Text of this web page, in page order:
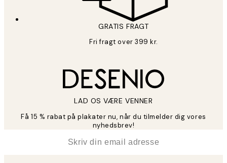
GRATIS FRAGT
Fri fragt over 399 kr.
LAD OS VÆRE VENNER
Få 15 % rabat på plakater nu, når du tilmelder dig vores
nyhedsbrev!